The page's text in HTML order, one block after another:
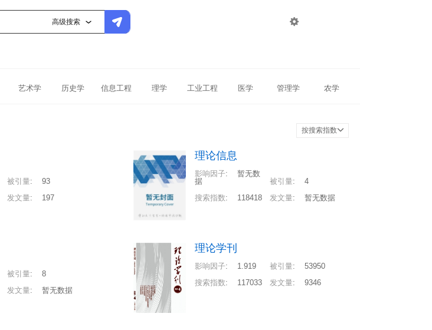
高级搜索 
艺术学 历史学 信息工程 理学 工业工程 医学 管理学 农学
按搜索指数
被引量:
93
发文量: 197
理论信息
影响因子:
暂无数
据
被引量:
4
搜索指数: 118418 发文量: 暂无数据
被引量:
8
发文量: 暂无数据
理论学刊
影响因子: 1.919 被引量:
53950
搜索指数: 117033 发文量: 9346